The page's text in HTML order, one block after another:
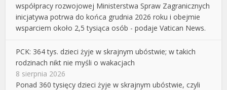
współpracy rozwojowej Ministerstwa Spraw Zagranicznych
inicjatywa potrwa do końca grudnia 2026 roku i obejmie
wsparciem około 2,5 tysiąca osób - podaje Vatican News.
PCK: 364 tys. dzieci żyje w skrajnym ubóstwie; w takich
rodzinach nikt nie myśli o wakacjach
8 sierpnia 2026
Ponad 360 tysięcy dzieci żyje w skrajnym ubóstwie, czyli